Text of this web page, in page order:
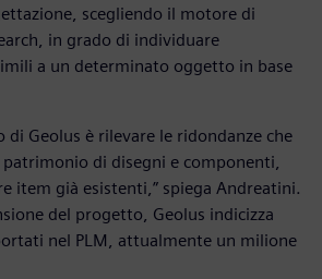
scegliendo il motore di
in grado di individuare
a un determinato oggetto in base
di Geolus è rilevare le ridondanze che
di disegni e componenti,
item già esistenti,” spiega Andreatini.
del progetto, Geolus indicizza
nel PLM, attualmente un milione